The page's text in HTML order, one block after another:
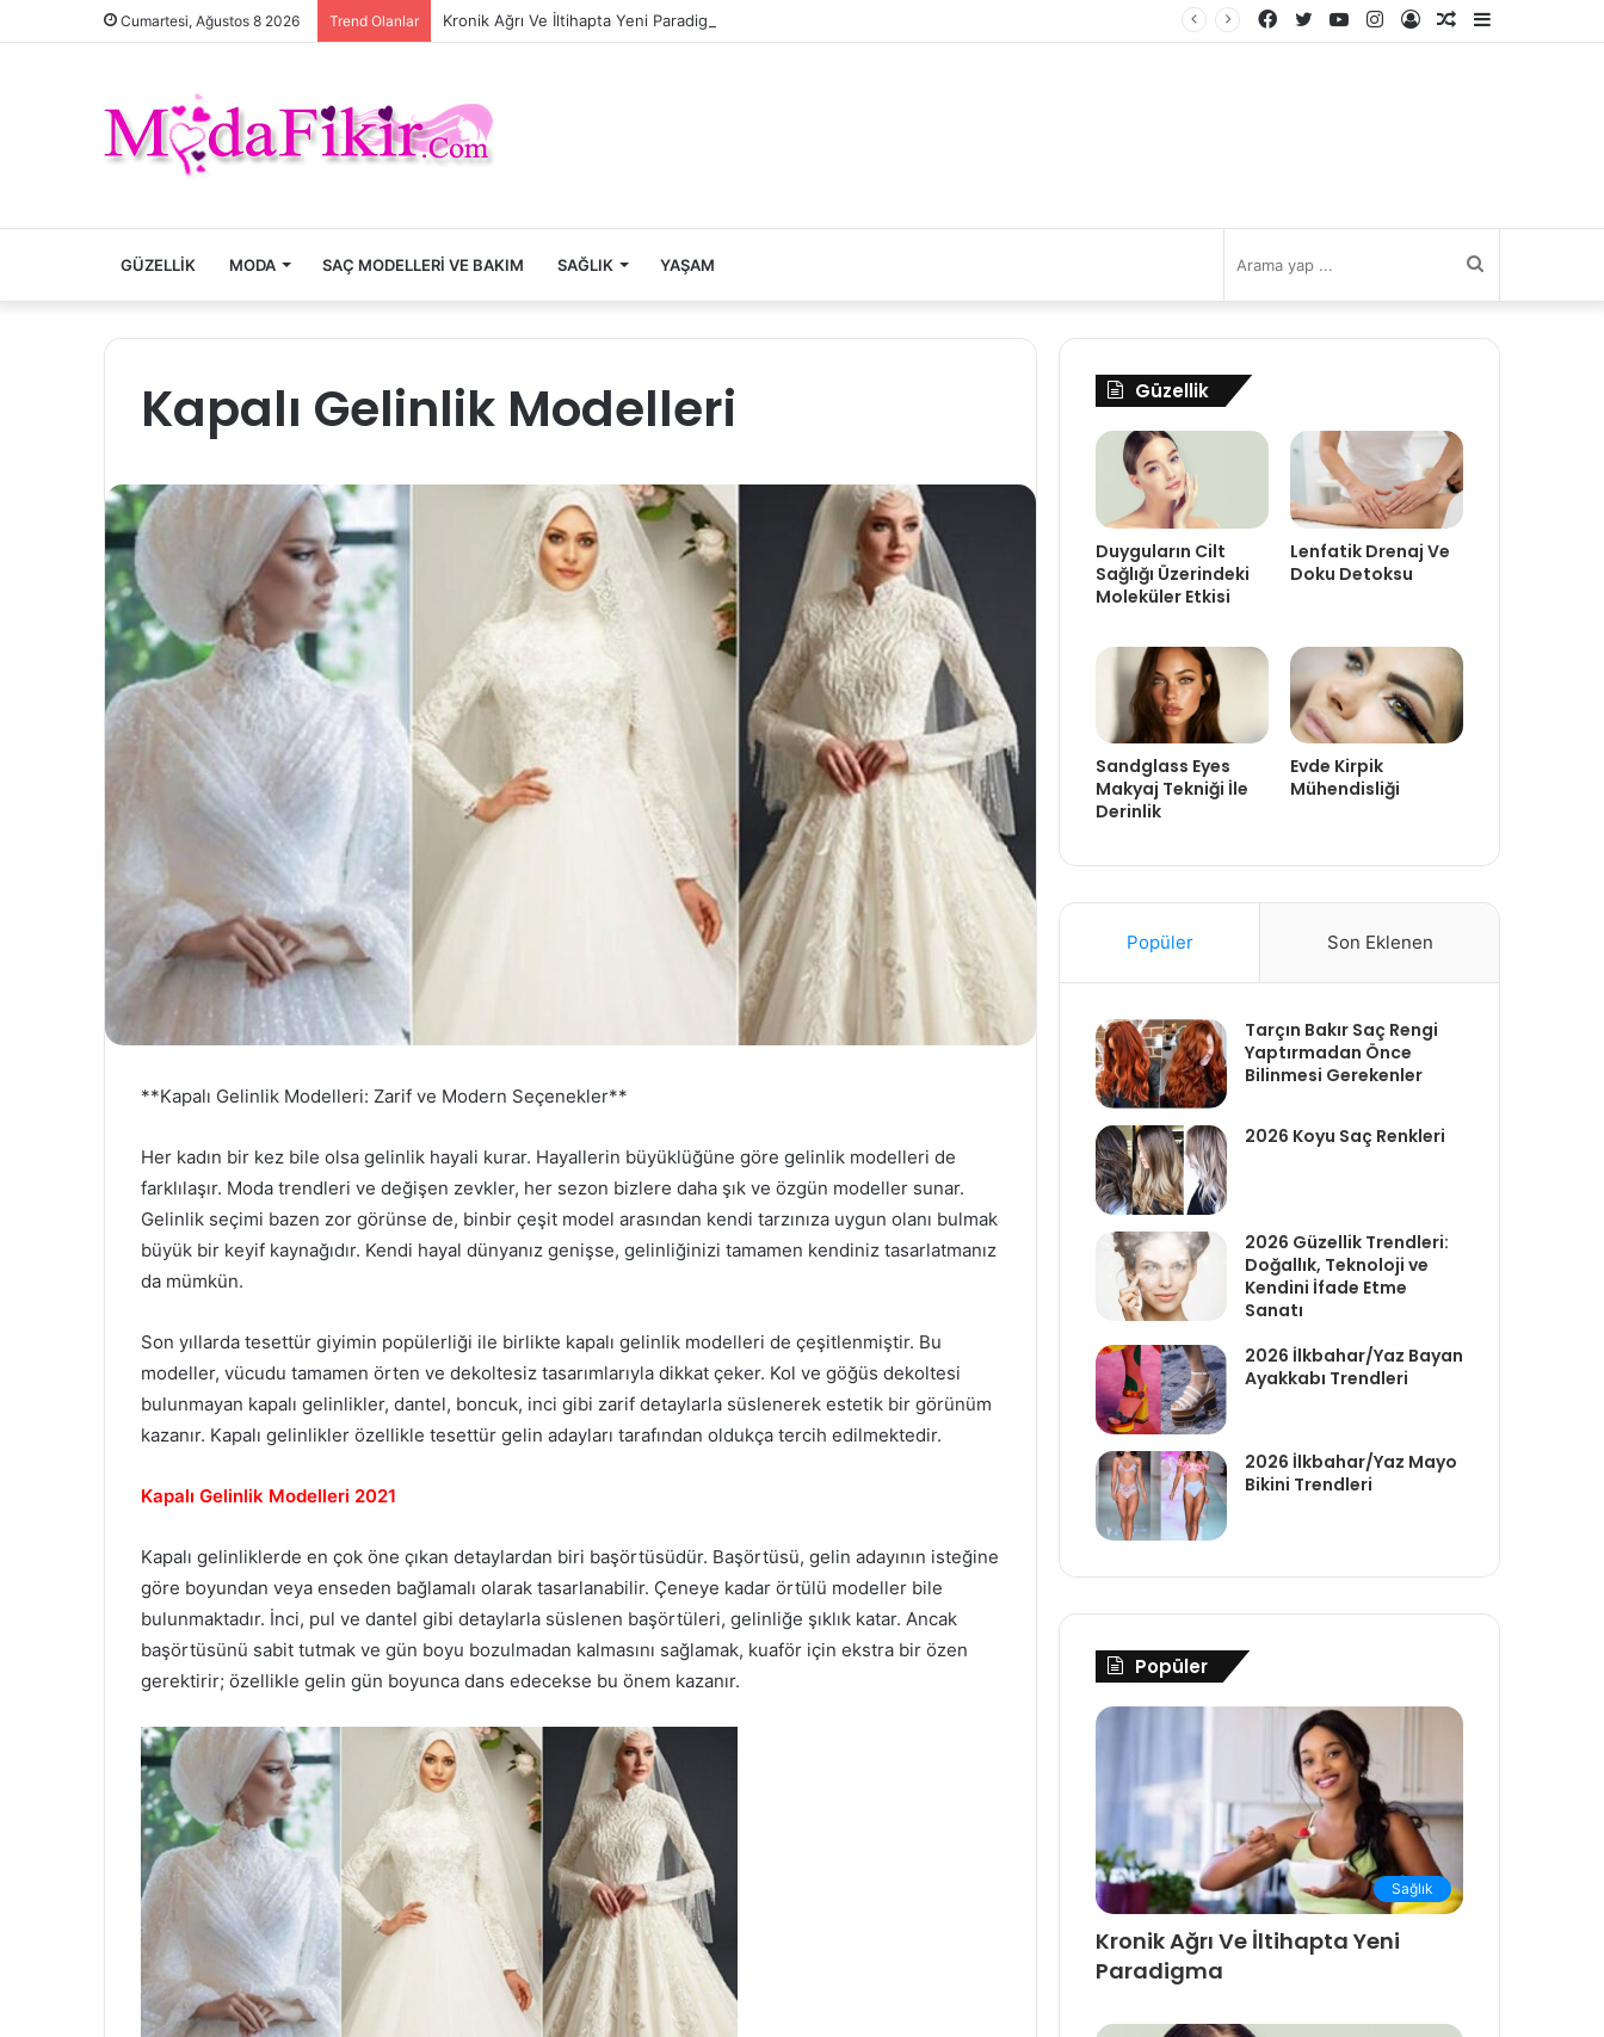
Cumartesi, Ağustos 8 2026 Trend Olanlar Kronik Ağrı Ve İltihapta Yeni Paradigma
Kenar
Rastgele
Kayıt
Instagram
YouTube
Twitter
Facebook
GÜZELLIK MODA SAÇ MODELLERI VE BAKIM SAĞLIK YAŞAM
yap
Kapalı Gelinlik Modelleri
**Kapalı Gelinlik Modelleri: Zarif ve Modern Seçenekler**
Her kadın bir kez bile olsa gelinlik hayali kurar. Hayallerin büyüklüğüne göre gelinlik modelleri de
farklılaşır. Moda trendleri ve değişen zevkler, her sezon bizlere daha şık ve özgün modeller sunar.
Gelinlik seçimi bazen zor görünse de, binbir çeşit model arasından kendi tarzınıza uygun olanı bulmak
büyük bir keyif kaynağıdır. Kendi hayal dünyanız genişse, gelinliğinizi tamamen kendiniz tasarlatmanız
da mümkün.
Son yıllarda tesettür giyimin popülerliği ile birlikte kapalı gelinlik modelleri de çeşitlenmiştir. Bu
modeller, vücudu tamamen örten ve dekoltesiz tasarımlarıyla dikkat çeker. Kol ve göğüs dekoltesi
bulunmayan kapalı gelinlikler, dantel, boncuk, inci gibi zarif detaylarla süslenerek estetik bir görünüm
kazanır. Kapalı gelinlikler özellikle tesettür gelin adayları tarafından oldukça tercih edilmektedir.
Kapalı Gelinlik Modelleri 2021
Kapalı gelinliklerde en çok öne çıkan detaylardan biri başörtüsüdür. Başörtüsü, gelin adayının isteğine
göre boyundan veya enseden bağlamalı olarak tasarlanabilir. Çeneye kadar örtülü modeller bile
bulunmaktadır. İnci, pul ve dantel gibi detaylarla süslenen başörtüleri, gelinliğe şıklık katar. Ancak
başörtüsünü sabit tutmak ve gün boyu bozulmadan kalmasını sağlamak, kuaför için ekstra bir özen
gerektirir; özellikle gelin gün boyunca dans edecekse bu önem kazanır.
Güzellik
Duyguların Cilt
Sağlığı Üzerindeki
Moleküler Etkisi
Lenfatik Drenaj Ve
Doku Detoksu
Sandglass Eyes
Makyaj Tekniği İle
Derinlik
Evde Kirpik
Mühendisliği
Popüler Son Eklenen
Tarçın Bakır Saç Rengi
Yaptırmadan Önce
Bilinmesi Gerekenler
2026 Koyu Saç Renkleri
2026 Güzellik Trendleri:
Doğallık, Teknoloji ve
Kendini İfade Etme
Sanatı
2026 İlkbahar/Yaz Bayan
Ayakkabı Trendleri
2026 İlkbahar/Yaz Mayo
Bikini Trendleri
Popüler
Sağlık
Kronik Ağrı Ve İltihapta Yeni
Paradigma